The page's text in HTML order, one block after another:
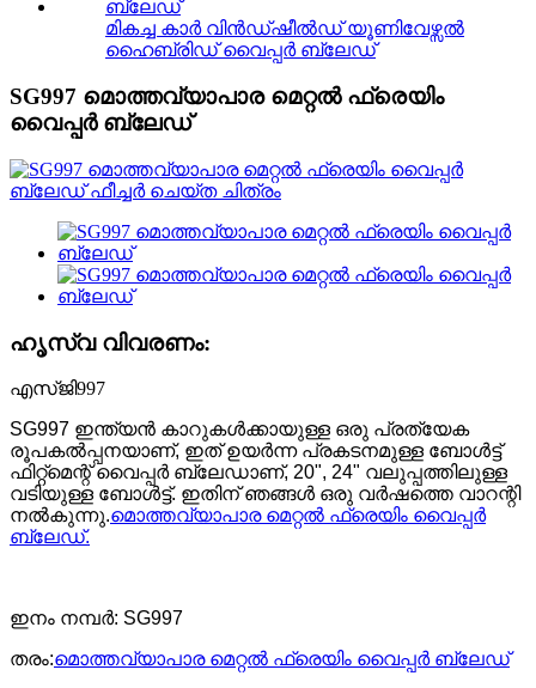
മികച്ച കാർ വിൻഡ്ഷീൽഡ് യൂണിവേഴ്സൽ
ഹൈബ്രിഡ് വൈപ്പർ ബ്ലേഡ്
SG997 മൊത്തവ്യാപാര മെറ്റൽ ഫ്രെയിം
വൈപ്പർ ബ്ലേഡ്
ഹൃസ്വ വിവരണം:
എസ്ജി997
SG997 ഇന്ത്യൻ കാറുകൾക്കായുള്ള ഒരു പ്രത്യേക
രൂപകൽപ്പനയാണ്, ഇത് ഉയർന്ന പ്രകടനമുള്ള ബോൾട്ട്
ഫിറ്റ്മെന്റ് വൈപ്പർ ബ്ലേഡാണ്, 20", 24" വലുപ്പത്തിലുള്ള
വടിയുള്ള ബോൾട്ട്. ഇതിന് ഞങ്ങൾ ഒരു വർഷത്തെ വാറന്റി
നൽകുന്നു.മൊത്തവ്യാപാര മെറ്റൽ ഫ്രെയിം വൈപ്പർ
ബ്ലേഡ്.
ഇനം നമ്പർ: SG997
തരം:മൊത്തവ്യാപാര മെറ്റൽ ഫ്രെയിം വൈപ്പർ ബ്ലേഡ്